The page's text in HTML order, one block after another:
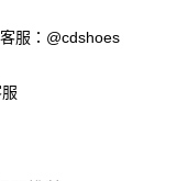
效，需透過AFTEE先享
聯繫「AFTEE先享後付
support/home
服：@cdshoes